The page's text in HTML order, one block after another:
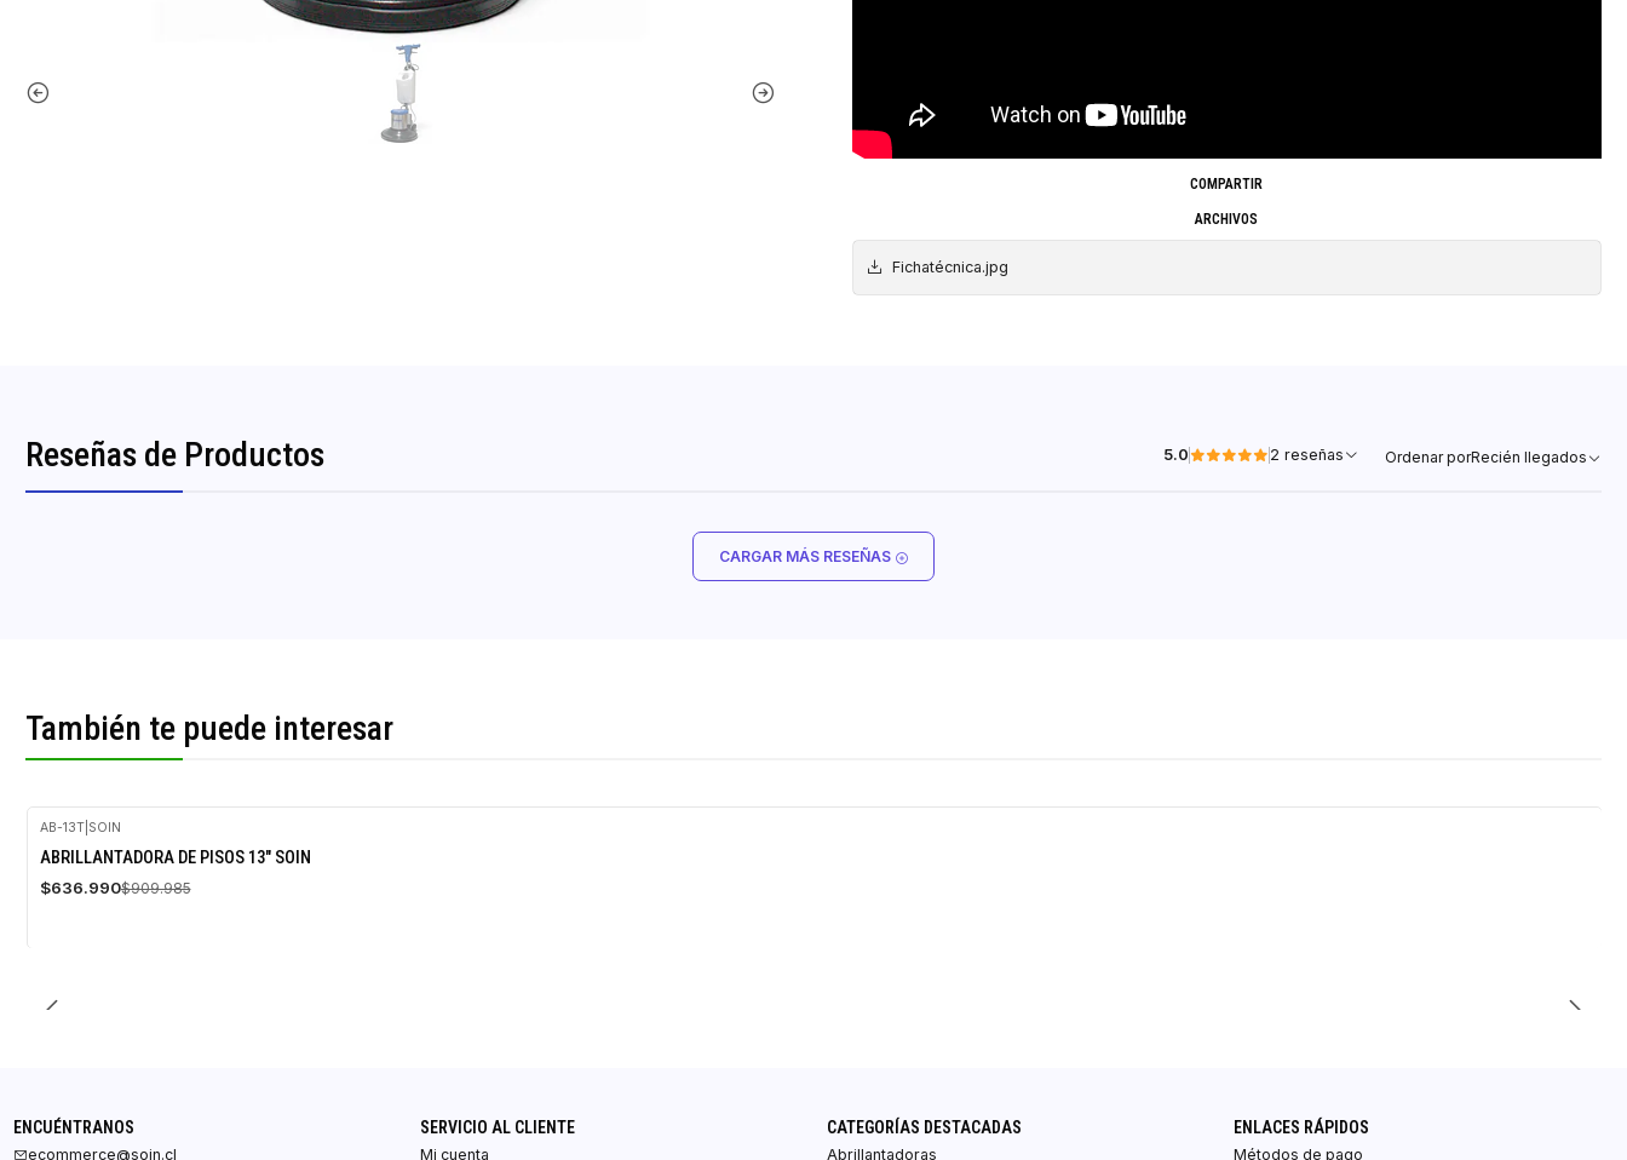
COMPARTIR
ARCHIVOS
Fichatécnica.jpg
Reseñas de Productos 5.0 2 reseñas Ordenar porRecién llegados
CARGAR MÁS RESEÑAS
También te puede interesar
-30%
OFF
AB-13T| SOIN
ABRILLANTADORA DE PISOS 13" SOIN
$636.990$909.985
ENCUÉNTRANOS
ecommerce@soin.cl
SERVICIO AL CLIENTE
Mi cuenta
CATEGORÍAS DESTACADAS
Abrillantadoras
ENLACES RÁPIDOS
Métodos de pago